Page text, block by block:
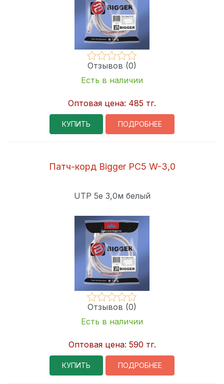
Отзывов (0)
Есть в наличии
Оптовая цена: 485 тг.
КУПИТЬ ПОДРОБНЕЕ
Патч-корд Bigger PC5 W-3,0
UTP 5e 3,0м белый
Отзывов (0)
Есть в наличии
Оптовая цена: 590 тг.
КУПИТЬ ПОДРОБНЕЕ